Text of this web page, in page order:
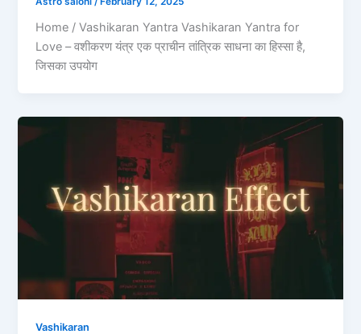
Home / Vashikaran Yantra Vashikaran Yantra for
Love – वशीकरण यंत्र एक प्राचीन तांत्रिक साधना का हिस्सा है,
जिसका उपयोग
Vashikaran